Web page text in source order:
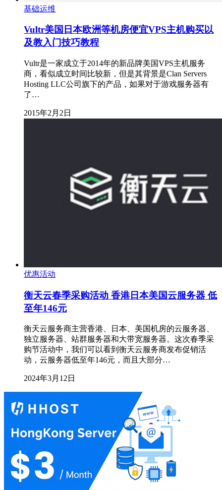
基础运维
Vultr美国日本欧洲等机房便宜VPS主机购买以
及教入门技巧教程
Vultr是一家成立于2014年的新品牌美国VPS主机服务
商，看似成立时间比较新，但是其背景是Clan Servers
Hosting LLC公司旗下的产品，如果对于游戏服务器有
了…
2015年2月2日
优惠活动
衡天云春季采购活动 香港日本美国云服务器 低
至年146元
衡天云服务商主营香港、日本、美国机房的云服务器、
独立服务器、站群服务器和大带宽服务器。这次春季采
购节活动中，我们可以看到衡天云服务商发布促销活
动，云服务器低至年146元，而且大部分…
2024年3月12日